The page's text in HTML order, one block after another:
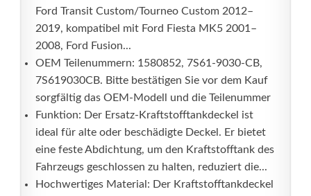
Ford Transit Custom/Tourneo Custom 2012–
2019, kompatibel mit Ford Fiesta MK5 2001–
2008, Ford Fusion...
OEM Teilenummern: 1580852, 7S61-9030-CB,
7S619030CB. Bitte bestätigen Sie vor dem Kauf
sorgfältig das OEM-Modell und die Teilenummer
Funktion: Der Ersatz-Kraftstofftankdeckel ist
ideal für alte oder beschädigte Deckel. Er bietet
eine feste Abdichtung, um den Kraftstofftank des
Fahrzeugs geschlossen zu halten, reduziert die...
Hochwertiges Material: Der Kraftstofftankdeckel